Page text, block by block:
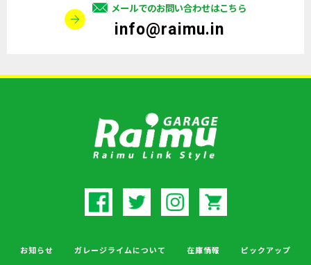
メールでのお問い合わせはこちら
info@raimu.in
お知らせ ガレージライムについて 在庫情報
ピックアップ